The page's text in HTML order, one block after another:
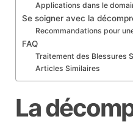
Applications dans le
Se soigner avec la
Recommandations pour
FAQ
Traitement des Blessures
Articles Similaires
La